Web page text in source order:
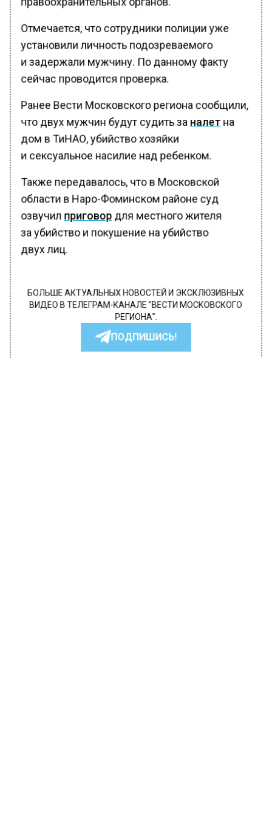
Отмечается, что сотрудники полиции уже
установили личность подозреваемого
и задержали мужчину. По данному факту
сейчас проводится проверка.
Ранее Вести Московского региона сообщили,
что двух мужчин будут судить за налетна
дом в ТиНАО, убийство хозяйки
и сексуальное насилие над ребенком.
Также передавалось, что в Московской
области в Наро-Фоминском районе суд
озвучил приговор для местного жителя
за убийство и покушение на убийство
двух лиц.
БОЛЬШЕ АКТУАЛЬНЫХ НОВОСТЕЙ И ЭКСКЛЮЗИВНЫХ
ВИДЕО В ТЕЛЕГРАМ-КАНАЛЕ "ВЕСТИ МОСКОВСКОГО
РЕГИОНА".
ПОДПИШИСЬ!